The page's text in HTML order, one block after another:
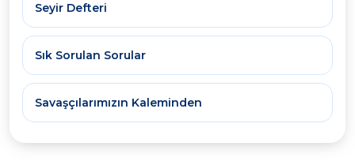
Seyir Defteri
Sık Sorulan Sorular
Savaşçılarımızın Kaleminden